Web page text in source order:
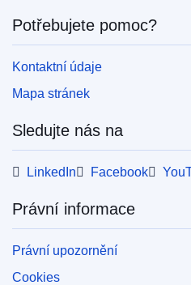
Potřebujete pomoc?
Kontaktní údaje
Mapa stránek
Sledujte nás na
LinkedIn Facebook
Právní informace
Právní upozornění
Cookies